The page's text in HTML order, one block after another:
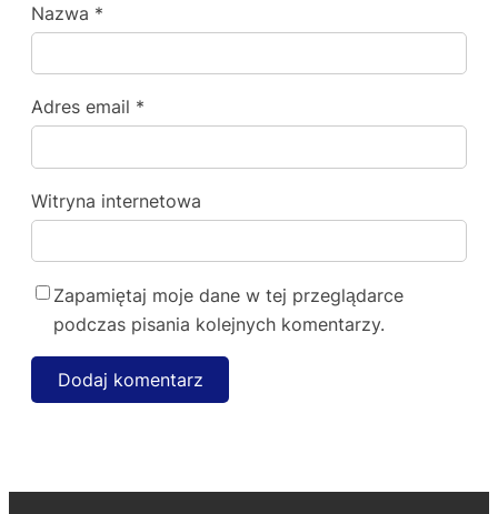
Nazwa *
Adres email *
Witryna internetowa
Zapamiętaj moje dane w tej przeglądarce
podczas pisania kolejnych komentarzy.